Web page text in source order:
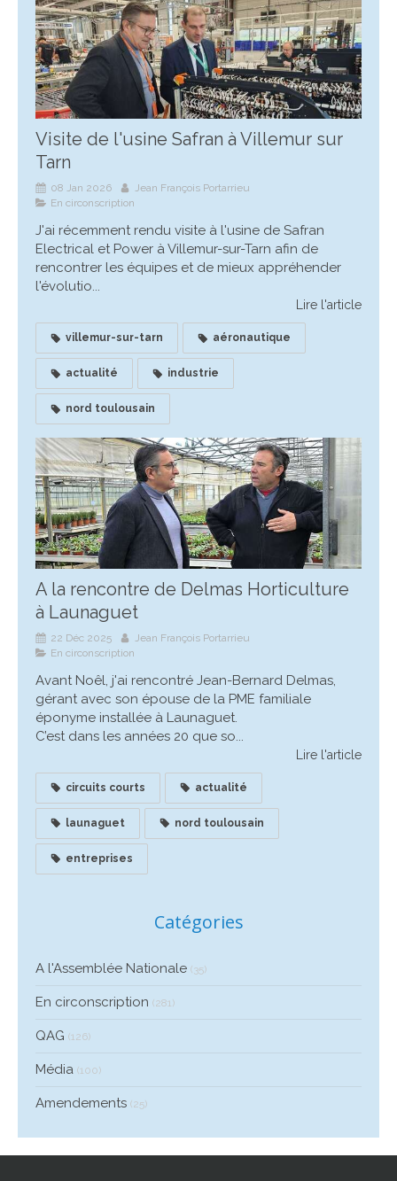
Visite de l'usine Safran à Villemur sur
Tarn
08 Jan 2026
Jean François Portarrieu
En circonscription
J'ai récemment rendu visite à l'usine de Safran
Electrical et Power à Villemur-sur-Tarn afin de
rencontrer les équipes et de mieux appréhender
l'évolutio...
Lire l'article
villemur-sur-tarn aéronautique
actualité industrie
nord toulousain
A la rencontre de Delmas Horticulture
à Launaguet
22 Déc 2025
Jean François Portarrieu
En circonscription
Avant Noêl, j'ai rencontré Jean-Bernard Delmas,
gérant avec son épouse de la PME familiale
éponyme installée à Launaguet.
C’est dans les années 20 que so...
Lire l'article
circuits courts actualité
launaguet nord toulousain
entreprises
Catégories
A l'Assemblée Nationale (35)
En circonscription (281)
QAG (126)
Média (100)
Amendements (25)